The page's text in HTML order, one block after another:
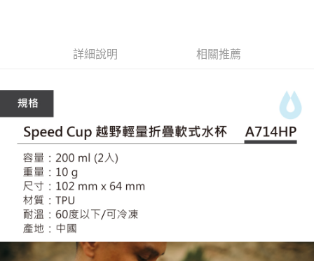
易，需依本服務之必要範圍內提供個人資料，並將交易相關給付款項請求債
權轉讓予恩沛科技股份有限公司。
２．關於個人資料處理事宜，請瀏覽以下網址：
https://aftee.tw/terms/#terms3
３．未成年的使用者請事先徵得法定代理人或監護人之同意方可使用
「AFTEE先享後付」，若未經同意申辦者引起之損失，本公司不負相關責
任。
４．使用「AFTEE先享後付」時，將依據個別帳號之用戶狀況，依本公司即
時審查核予不同之上限額度；若仍有額度不足之情形，本公司將視審查結果
請求用戶進行身份認證。
５．嚴禁一人註冊多個帳號或使用他人資訊註冊。若發現惡意使用之情形，
恩沛科技股份有限公司將有權停止該用戶之使用額度並採取法律行動。
付款後門市自取
貨到付款
每筆NT$130，滿NT$3,000(含以上)免運費
詳細說明 相關推薦